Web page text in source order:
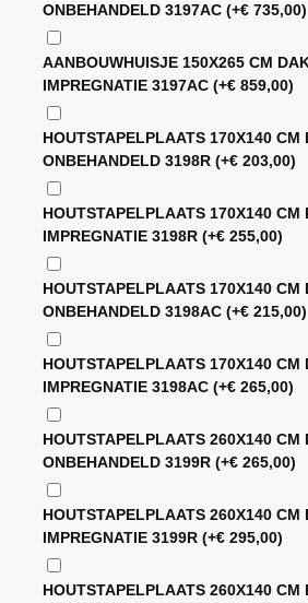
ONBEHANDELD 3197AC(+€ 735,00)
AANBOUWHUISJE 150X265 CM
IMPREGNATIE 3197AC(+€ 859,00)
HOUTSTAPELPLAATS 170X140 CM
ONBEHANDELD 3198R(+€ 203,00)
HOUTSTAPELPLAATS 170X140 CM
IMPREGNATIE 3198R(+€ 255,00)
HOUTSTAPELPLAATS 170X140 CM
ONBEHANDELD 3198AC(+€ 215,00)
HOUTSTAPELPLAATS 170X140 CM
IMPREGNATIE 3198AC(+€ 265,00)
HOUTSTAPELPLAATS 260X140 CM
ONBEHANDELD 3199R(+€ 265,00)
HOUTSTAPELPLAATS 260X140 CM
IMPREGNATIE 3199R(+€ 295,00)
HOUTSTAPELPLAATS 260X140 CM